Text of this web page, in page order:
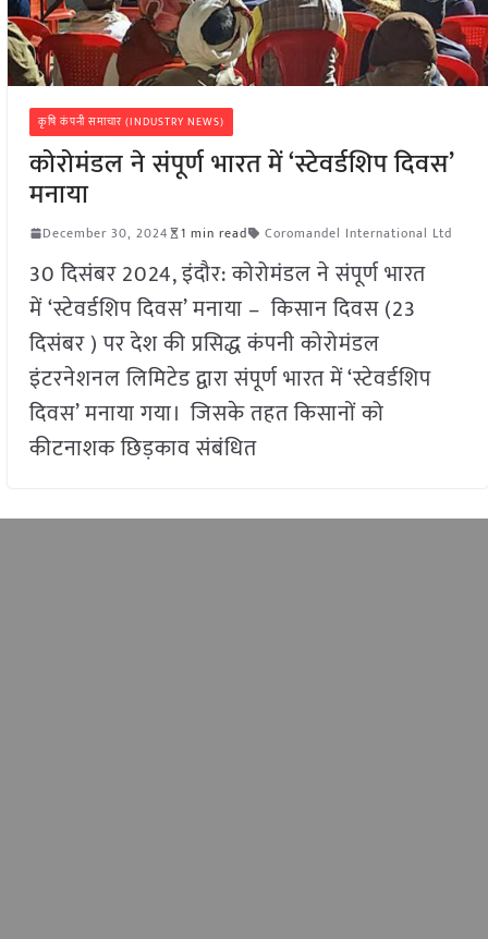
कृषि कंपनी समाचार (INDUSTRY NEWS)
कोरोमंडल ने संपूर्ण भारत में ‘स्टेवर्डशिप दिवस’
मनाया
December 30, 2024 1 min read Coromandel International Ltd
30 दिसंबर 2024, इंदौर: कोरोमंडल ने संपूर्ण भारत
में ‘स्टेवर्डशिप दिवस’ मनाया – किसान दिवस (23
दिसंबर ) पर देश की प्रसिद्ध कंपनी कोरोमंडल
इंटरनेशनल लिमिटेड द्वारा संपूर्ण भारत में ‘स्टेवर्डशिप
दिवस’ मनाया गया। जिसके तहत किसानों को
कीटनाशक छिड़काव संबंधित